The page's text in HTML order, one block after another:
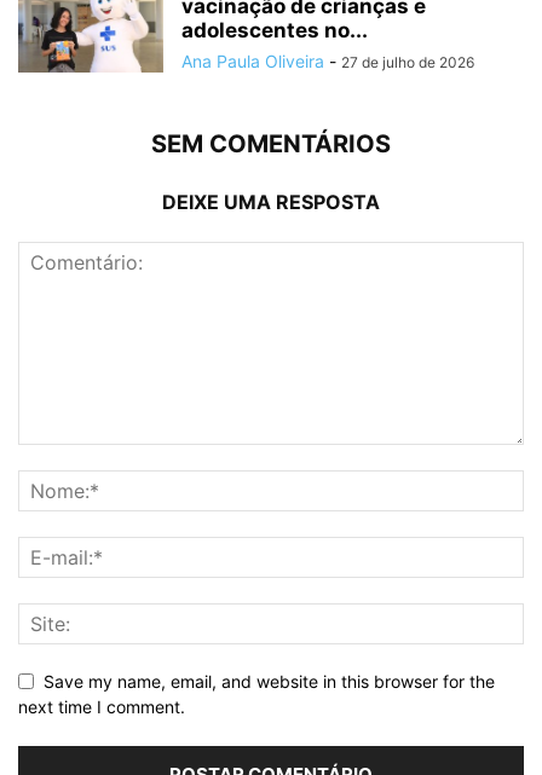
vacinação de crianças e
adolescentes no...
Ana Paula Oliveira - 27 de julho de 2026
SEM COMENTÁRIOS
DEIXE UMA RESPOSTA
Save my name, email, and website in this browser for the
next time I comment.